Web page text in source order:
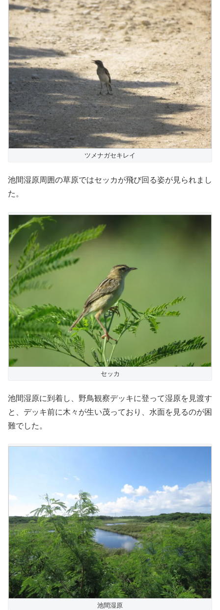
ツメナガセキレイ
池間湿原周囲の草原ではセッカが飛び回る姿が見られまし
た。
セッカ
池間湿原に到着し、野鳥観察デッキに登って湿原を見渡す
と、デッキ前に木々が生い茂っており、水面を見るのが困
難でした。
池間湿原